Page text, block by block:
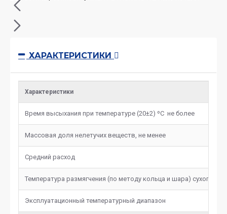
ХАРАКТЕРИСТИКИ
Характеристики
Время высыхания при температуре (20±2) ºС не более
Массовая доля нелетучих веществ, не менее
Средний расход
Температура размягчения (по методу кольца и шара) сухого
Эксплуатационный температурный диапазон